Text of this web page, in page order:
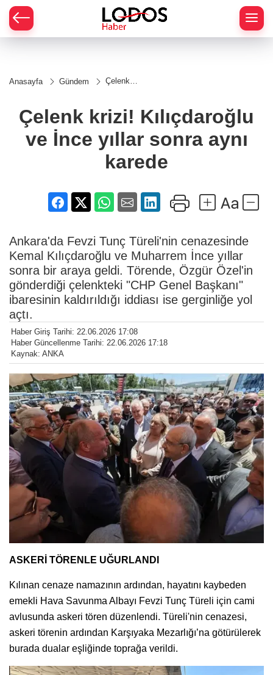
Anasayfa Gündem
Çelenk
ve İnce
yıllar sonra
Çelenk krizi! Kılıçdaroğlu
ve İnce yıllar sonra aynı
karede
Ankara'da Fevzi Tunç Türeli'nin cenazesinde
Kemal Kılıçdaroğlu ve Muharrem İnce yıllar
sonra bir araya geldi. Törende, Özgür Özel'in
gönderdiği çelenkteki "CHP Genel Başkanı"
ibaresinin kaldırıldığı iddiası ise gerginliğe yol
açtı.
Haber Giriş Tarihi: 22.06.2026 17:08
Haber Güncellenme Tarihi: 22.06.2026 17:18
Kaynak: ANKA
ASKERİ TÖRENLE UĞURLANDI
Kılınan cenaze namazının ardından, hayatını kaybeden
emekli Hava Savunma Albayı Fevzi Tunç Türeli için cami
avlusunda askeri tören düzenlendi. Türeli'nin cenazesi,
askeri törenin ardından Karşıyaka Mezarlığı’na götürülerek
burada dualar eşliğinde toprağa verildi.